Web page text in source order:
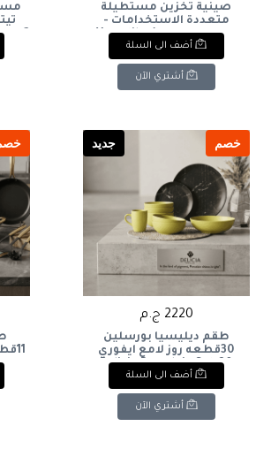
صينية تخزين مستطيلة
متعددة الاستخدامات -
برتقالي محروق): Versatile
Rectangular Storage Tray -
Burnt Orange
أضف الى السلة
أشتري الآن
- 2
خصم جديد
2220 ج.م
طقم ديليسيا بورسلين
30قطعه روز لامع ايفوري
Delicia Porcelain Set, 30
Pieces, Rose Ivory Glossy
أضف الى السلة
أشتري الآن